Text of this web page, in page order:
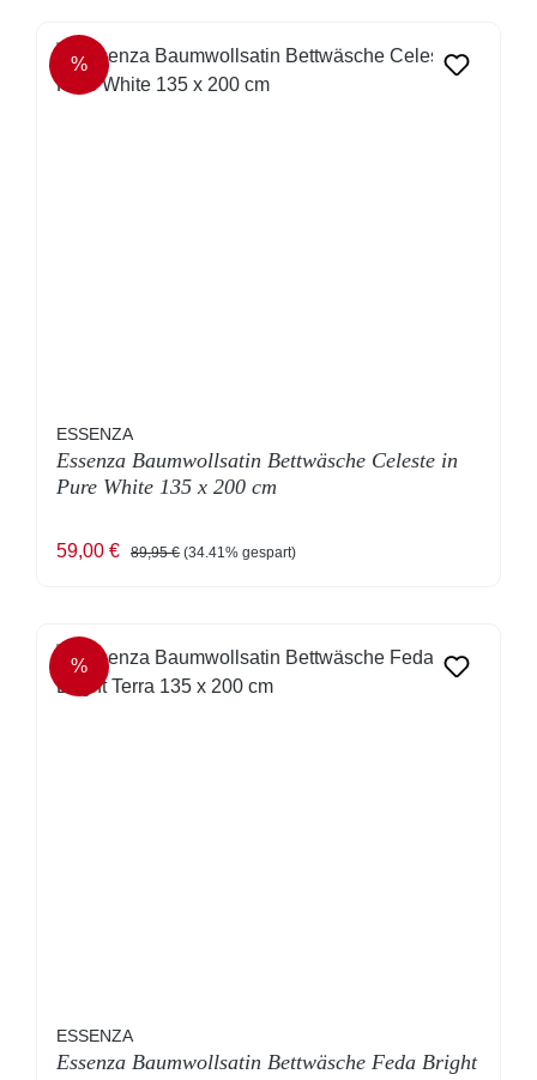
RABATT
%
ESSENZA
Essenza Baumwollsatin Bettwäsche Celeste in
Pure White 135 x 200 cm
Verkaufspreis:
59,00 € Regulärer Preis:
89,95 € (34.41% gespart)
RABATT
%
ESSENZA
Essenza Baumwollsatin Bettwäsche Feda Bright